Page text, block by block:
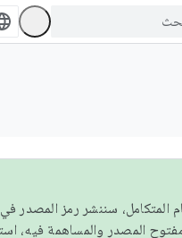
المتكامل، سننشر رمز المصدر في